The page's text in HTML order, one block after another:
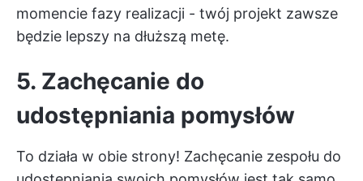
momencie fazy realizacji - twój projekt zawsze
będzie lepszy na dłuższą metę.
5. Zachęcanie do
udostępniania pomysłów
To działa w obie strony! Zachęcanie zespołu do